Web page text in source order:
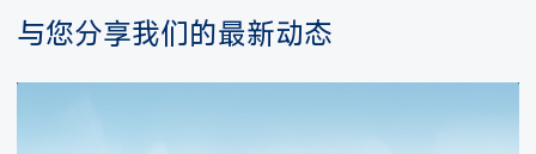
与您分享我们的最新动态